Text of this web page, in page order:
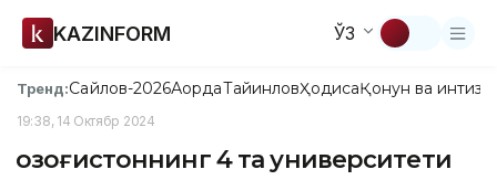
KAZINFORM ЎЗ
Тренд:Сайлов-2026АқордаТайинловҲодисаҚонун ва
19:38, 14 Октябр 2024
Қозоғистоннинг 4 та университети